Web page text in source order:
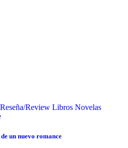
Review Libros Novelas
un nuevo romance